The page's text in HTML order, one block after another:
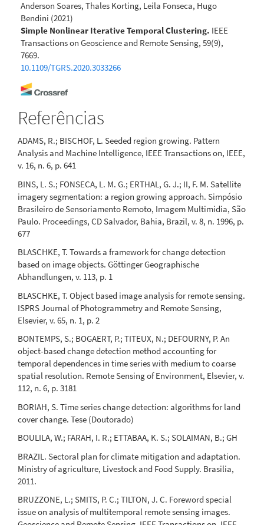
Anderson Soares, Thales Korting, Leila Fonseca, Hugo
Bendini (2021)
Simple Nonlinear Iterative Temporal Clustering. IEEE
Transactions on Geoscience and Remote Sensing, 59(9),
7669.
10.1109/TGRS.2020.3033266
Xiaoxia Liu, Fengbao Yang, Hong Wei, Min Gao
Shadow Removal from UAV Images Based on Color and
Homogeneous Regions.Remote Sensing, 14(11), 2616.
10.3390/rs14112616
Referências
ADAMS, R.; BISCHOF, L. Seeded region growing. Pattern
Analysis and Machine Intelligence, IEEE Transactions on, IEEE,
v. 16, n. 6, p. 641
BINS, L. S.; FONSECA, L. M. G.; ERTHAL, G. J.; II, F. M. Satellite
imagery segmentation: a region growing approach. Simpósio
Brasileiro de Sensoriamento Remoto, Imagem Multimidia, São
Paulo. Proceedings, CD Salvador, Bahia, Brazil, v. 8, n. 1996, p.
677
BLASCHKE, T. Towards a framework for change detection
based on image objects. Göttinger Geographische
Abhandlungen, v. 113, p. 1
BLASCHKE, T. Object based image analysis for remote sensing.
ISPRS Journal of Photogrammetry and Remote Sensing,
Elsevier, v. 65, n. 1, p. 2
BONTEMPS, S.; BOGAERT, P.; TITEUX, N.; DEFOURNY, P. An
object-based change detection method accounting for
temporal dependences in time series with medium to coarse
spatial resolution. Remote Sensing of Environment, Elsevier, v.
112, n. 6, p. 3181
BORIAH, S. Time series change detection: algorithms for land
cover change. Tese (Doutorado)
BOULILA, W.; FARAH, I. R.; ETTABAA, K. S.; SOLAIMAN, B.; GH
BRAZIL. Sectoral plan for climate mitigation and adaptation.
Ministry of agriculture, Livestock and Food Supply. Brasilia,
2011.
BRUZZONE, L.; SMITS, P. C.; TILTON, J. C. Foreword special
issue on analysis of multitemporal remote sensing images.